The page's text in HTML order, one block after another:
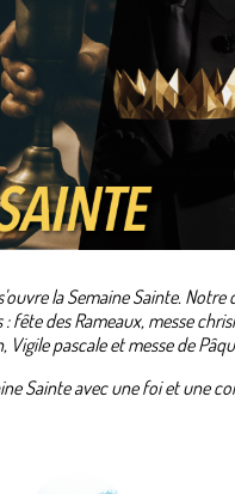
la Semaine Sainte. Notre
des Rameaux, messe
Vigile pascale et messe de
Sainte avec une foi et une